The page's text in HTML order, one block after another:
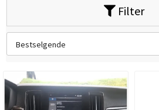
Filter
Bestselgende